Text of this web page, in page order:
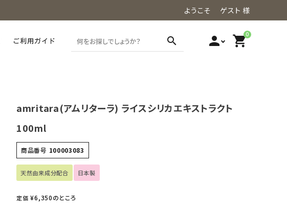
ようこそ ゲスト 様
ご利用ガイド search person 0
shopping_cart
amritara(アムリターラ) ライスシリカエキストラクト
100ml
商品番号 100003083
天然由来成分配合 日本製
定価 ¥6,350のところ